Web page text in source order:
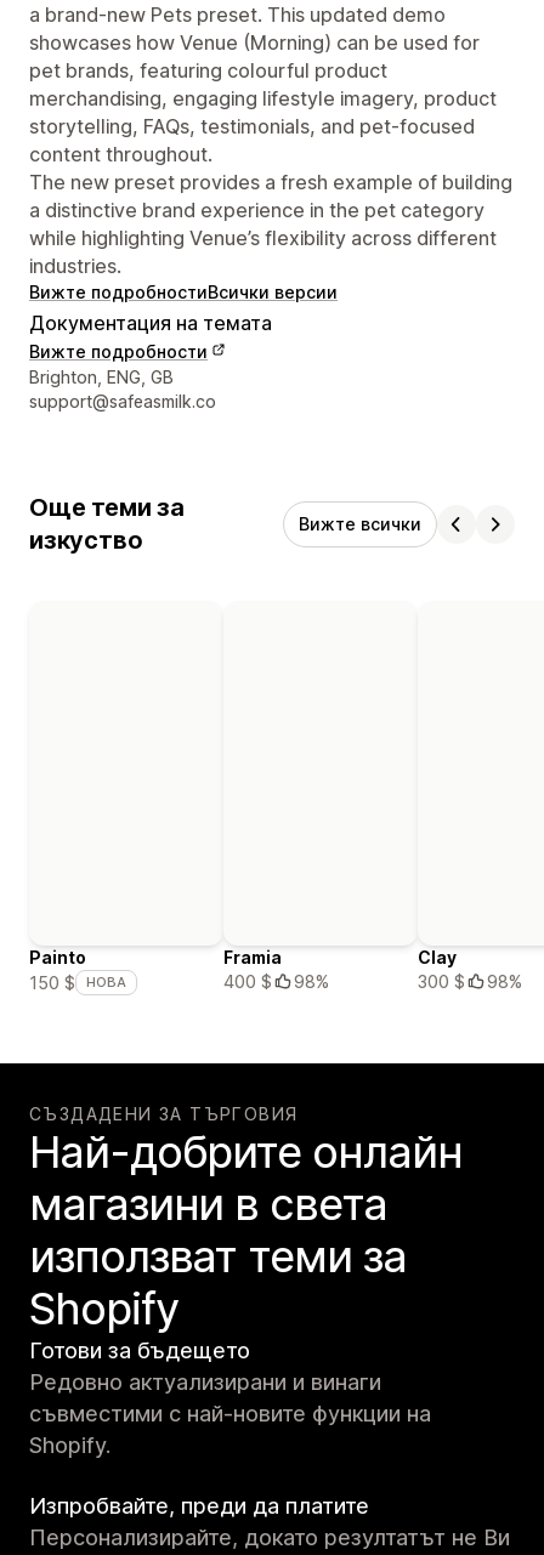
a brand-new Pets preset. This updated demo
showcases how Venue (Morning) can be used for
pet brands, featuring colourful product
merchandising, engaging lifestyle imagery, product
storytelling, FAQs, testimonials, and pet-focused
content throughout.
The new preset provides a fresh example of building
a distinctive brand experience in the pet category
while highlighting Venue’s flexibility across different
industries.
Вижте подробностиВсички версии
Документация на темата
Вижте подробности
Данни за връзка с дизайнера
Brighton, ENG, GB
support@safeasmilk.co
Още теми за
изкуство
Вижте всички
Painto
150 $
НОВА
Framia
400 $
98%
Clay
300 $
98%
СЪЗДАДЕНИ ЗА ТЪРГОВИЯ
Най-добрите онлайн
магазини в света
използват теми за
Shopify
Готови за бъдещето
Редовно актуализирани и винаги
съвместими с най-новите функции на
Shopify.
Изпробвайте, преди да платите
Персонализирайте, докато резултатът не Ви